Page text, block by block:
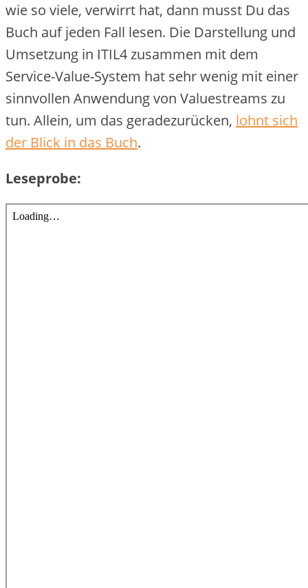
wie so viele, verwirrt hat, dann musst Du das
Buch auf jeden Fall lesen. Die Darstellung und
Umsetzung in ITIL4 zusammen mit dem
Service-Value-System hat sehr wenig mit einer
sinnvollen Anwendung von Valuestreams zu
tun. Allein, um das geradezurücken, lohnt sich
der Blick in das Buch.
Leseprobe: